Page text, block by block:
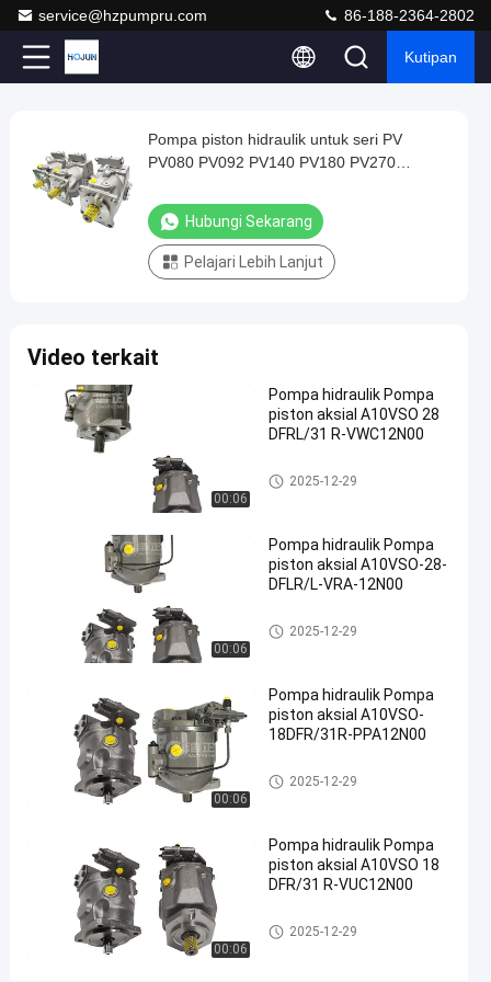
service@hzpumpru.com 86-188-2364-2802
Kutipan
Video
Pompa
piston
hidraulik
PV092
PV140
PV180
R1K1T1NMMC
hidraulik
Pompa
hidrolik
2025-
03-27
pandangan
Sekarang
Pompa
hidraulik
besi cor
Hidraulik
Pompa piston hidraulik untuk seri PV
PV080 PV092 PV140 PV180 PV270
Hubungi Sekarang
Pelajari Lebih Lanjut
Video terkait
00:06
Pompa hidraulik Pompa
piston aksial A10VSO 28
DFRL/31 R-VWC12N00
Pompa hidrolik
2025-12-29
00:06
Pompa hidraulik Pompa
piston aksial A10VSO-28-
DFLR/L-VRA-12N00
Pompa hidrolik
2025-12-29
00:06
Pompa hidraulik Pompa
piston aksial A10VSO-
18DFR/31R-PPA12N00
Pompa hidrolik
2025-12-29
00:06
Pompa hidraulik Pompa
piston aksial A10VSO 18
DFR/31 R-VUC12N00
Pompa hidrolik
2025-12-29